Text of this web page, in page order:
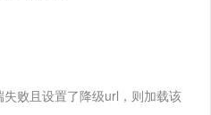
败且设置了降级url，则加载该